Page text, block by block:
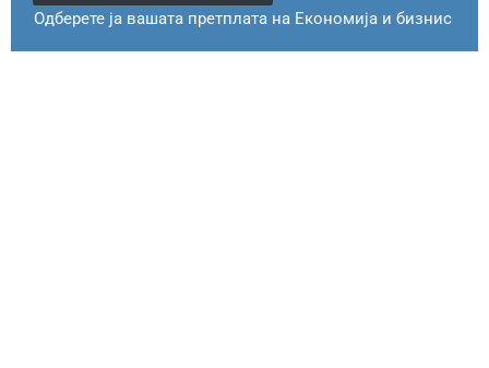
Одберете ја вашата претплата на Економија и бизнис